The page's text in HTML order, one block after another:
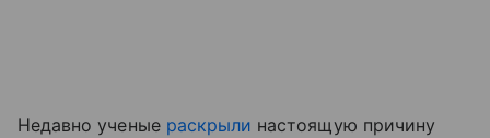
Недавно ученые раскрыли настоящую причину